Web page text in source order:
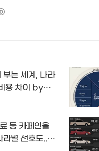
부는 세계, 나라
용 차이 by
등 카페인을
별 선호도...!?